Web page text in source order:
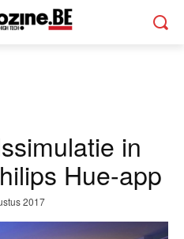
in
Hue-app
2017